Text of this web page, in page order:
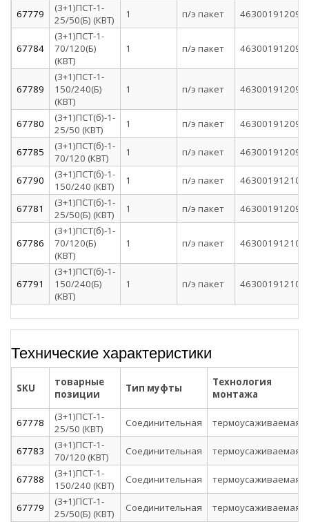
67779
(3+1)ПСТ-1-
25/50(Б) (КВТ)
1 п/э пакет
67784
(3+1)ПСТ-1-
70/120(Б)
(КВТ)
1 п/э пакет
67789
(3+1)ПСТ-1-
150/240(Б)
(КВТ)
1 п/э пакет
67780
(3+1)ПСТ(б)-1-
25/50 (КВТ)
1 п/э пакет
67785
(3+1)ПСТ(б)-1-
70/120 (КВТ)
1 п/э пакет
67790
(3+1)ПСТ(б)-1-
150/240 (КВТ)
1 п/э пакет
67781
(3+1)ПСТ(б)-1-
25/50(Б) (КВТ)
1 п/э пакет
67786
(3+1)ПСТ(б)-1-
70/120(Б)
(КВТ)
1 п/э пакет
67791
(3+1)ПСТ(б)-1-
150/240(Б)
(КВТ)
1 п/э пакет
Технические характеристики
SKU
товарные
позиции
Тип муфты
Технология
монтажа
67778
(3+1)ПСТ-1-
25/50 (КВТ)
Соединительная термоусаживаемая
67783
(3+1)ПСТ-1-
70/120 (КВТ)
Соединительная термоусаживаемая
67788
(3+1)ПСТ-1-
150/240 (КВТ)
Соединительная термоусаживаемая
67779
(3+1)ПСТ-1-
25/50(Б) (КВТ)
Соединительная термоусаживаемая